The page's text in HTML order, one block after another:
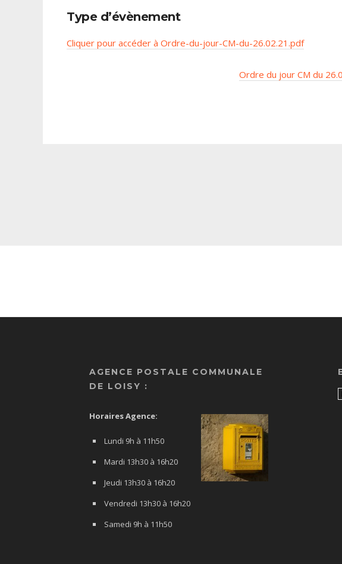
Type d’évènement
Cliquer pour accéder à Ordre-du-jour-CM-du-26.02.21.pdf
Ordre du jour CM du
AGENCE POSTALE COMMUNALE
DE LOISY :
Horaires Agence:
Lundi 9h à 11h50
Mardi 13h30 à 16h20
Jeudi 13h30 à 16h20
Vendredi 13h30 à 16h20
Samedi 9h à 11h50